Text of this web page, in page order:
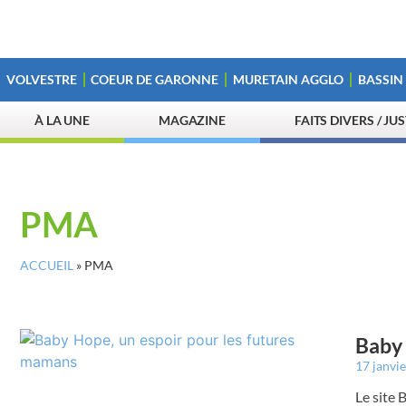
VOLVESTRE COEUR DE GARONNE MURETAIN AGGLO
À LA UNE MAGAZINE FAITS DIVERS /
PMA
ACCUEIL » PMA
Baby
17
Le site